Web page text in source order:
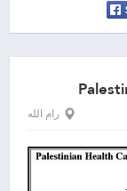
رام الله